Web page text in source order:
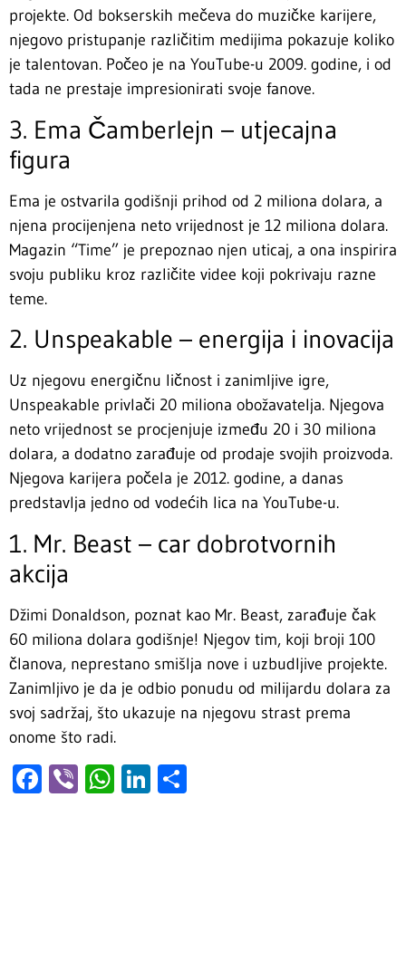
projekte. Od bokserskih mečeva do muzičke karijere,
njegovo pristupanje različitim medijima pokazuje koliko
je talentovan. Počeo je na YouTube-u 2009. godine, i od
tada ne prestaje impresionirati svoje fanove.
3. Ema Čamberlejn – utjecajna
figura
Ema je ostvarila godišnji prihod od 2 miliona dolara, a
njena procijenjena neto vrijednost je 12 miliona dolara.
Magazin “Time” je prepoznao njen uticaj, a ona inspirira
svoju publiku kroz različite videe koji pokrivaju razne
teme.
2. Unspeakable – energija i inovacija
Uz njegovu energičnu ličnost i zanimljive igre,
Unspeakable privlači 20 miliona obožavatelja. Njegova
neto vrijednost se procjenjuje između 20 i 30 miliona
dolara, a dodatno zarađuje od prodaje svojih proizvoda.
Njegova karijera počela je 2012. godine, a danas
predstavlja jedno od vodećih lica na YouTube-u.
1. Mr. Beast – car dobrotvornih
akcija
Džimi Donaldson, poznat kao Mr. Beast, zarađuje čak
60 miliona dolara godišnje! Njegov tim, koji broji 100
članova, neprestano smišlja nove i uzbudljive projekte.
Zanimljivo je da je odbio ponudu od milijardu dolara za
svoj sadržaj, što ukazuje na njegovu strast prema
onome što radi.
Facebook
ViberWhatsApp
LinkedIn